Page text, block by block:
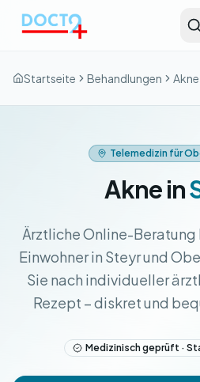
Startseite Behandlungen Akne
Telemedizin für
Akne in
Ärztliche Online-
Einwohner in Steyr und
Sie nach individueller
Rezept – diskret und
Medizinisch geprüft ·